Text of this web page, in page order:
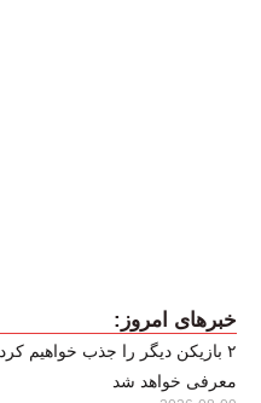
خبرهای امروز:
۲ بازیکن دیگر را جذب خواهیم
معرفی خواهد شد